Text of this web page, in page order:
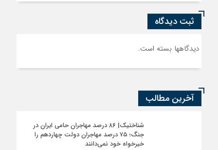
ثبت دیدگاه
دیدگاهها بسته است.
آخرین مطالب
شناختیک| ۸۶ درصد مهاجران حامی ایران در
جنگ؛ ۷۵ درصد مهاجران دولت چهاردهم را
خیرخواه خود نمی‌دانند